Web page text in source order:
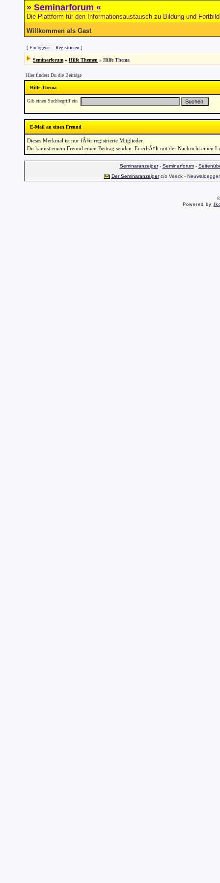
» Seminarforum «
Die Plattform für den Informationsaustausch zu Bildung und
Willkommen als Gast
[ Einloggen :: Registrieren ]
Seminarforum » Hilfe Themen » Hilfe Thema
Hier findest Du die Beiträge
Hilfe Thema
Gib einen Suchbegriff ein
E-Mail an einen Freund
Dieses Merkmal ist nur fÃ¼r registrierte Mitglieder.
Du kannst einem Freund einen Beitrag senden. Er erhÃ¤lt mit der Nachricht einen
Seminaranzeiger- Seminarforum-
Der Seminaranzeigerc/o Veeck -
Powered by